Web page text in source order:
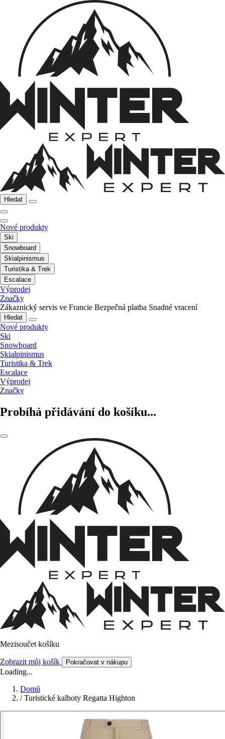
Hledat
Nové produkty
Ski
Snowboard
Skialpinismus
Turistika & Trek
Escalace
Výprodej
Značky
Zákaznický servis ve Francie Bezpečná platba Snadné vracení
Hledat
Nové produkty
Ski
Snowboard
Skialpinismus
Turistika & Trek
Escalace
Výprodej
Značky
Probíhá přidávání do košíku...
Mezisoučet košíku
Zobrazit můj košík Pokračovat v nákupu
Loading...
Domů
/ Turistické kalhoty Regatta Highton